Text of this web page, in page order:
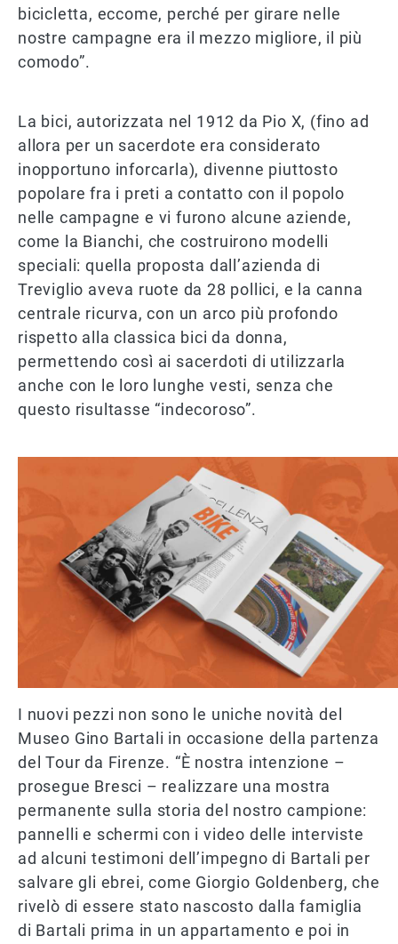
bicicletta, eccome, perché per girare nelle
nostre campagne era il mezzo migliore, il più
comodo”.
La bici, autorizzata nel 1912 da Pio X, (fino ad
allora per un sacerdote era considerato
inopportuno inforcarla), divenne piuttosto
popolare fra i preti a contatto con il popolo
nelle campagne e vi furono alcune aziende,
come la Bianchi, che costruirono modelli
speciali: quella proposta dall’azienda di
Treviglio aveva ruote da 28 pollici, e la canna
centrale ricurva, con un arco più profondo
rispetto alla classica bici da donna,
permettendo così ai sacerdoti di utilizzarla
anche con le loro lunghe vesti, senza che
questo risultasse “indecoroso”.
I nuovi pezzi non sono le uniche novità del
Museo Gino Bartali in occasione della partenza
del Tour da Firenze. “È nostra intenzione –
prosegue Bresci – realizzare una mostra
permanente sulla storia del nostro campione:
pannelli e schermi con i video delle interviste
ad alcuni testimoni dell’impegno di Bartali per
salvare gli ebrei, come Giorgio Goldenberg, che
rivelò di essere stato nascosto dalla famiglia
di Bartali prima in un appartamento e poi in